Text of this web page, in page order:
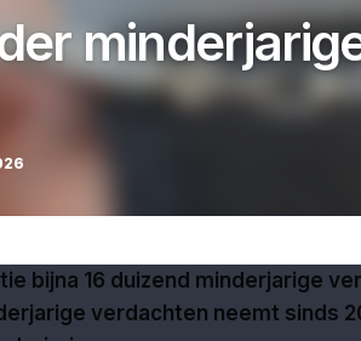
bijna 16 duizend minderjarige
verdachten neemt sinds